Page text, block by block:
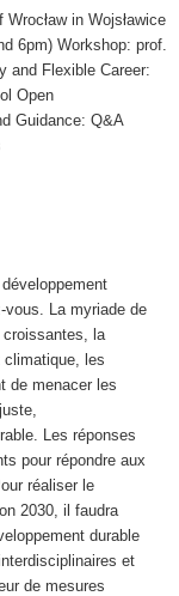
in Wojsławice
6pm) Workshop: prof.
and Flexible Career:
Open
Guidance: Q&A
vous. La myriade de
la
climatique, les
de menacer les
Les réponses
pour répondre aux
réaliser le
2030, il faudra
durable
et
de mesures